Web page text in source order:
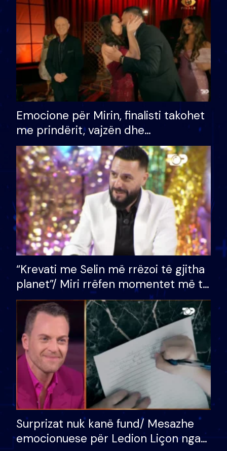
të fituar çmimin e madh
Emocione për Mirin, finalisti takohet
me prindërit, vajzën dhe
bashkëshorten: S’kemi ndonjë letër
divorci apo jo?
“Krevati me Selin më rrëzoi të gjitha
planet”/ Miri rrëfen momentet më të
bukura në shtëpinë e BB VIP: Do më
mungojë zilja e mëngjesit kur…
Surprizat nuk kanë fund/ Mesazhe
emocionuese për Ledion Liçon nga